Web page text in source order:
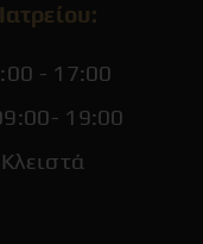
- 17:00
19:00
Κλειστά